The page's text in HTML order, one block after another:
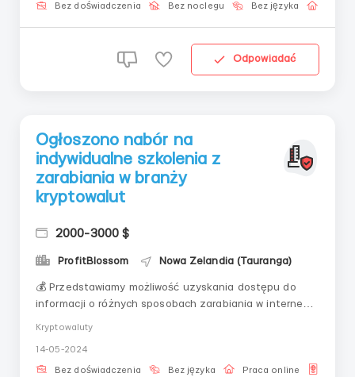
początkujących✔ Przejrzyste warunki bez ukrytych
Bez doświadczenia Bez noclegu Bez języka
Odpowiadać
Ogłoszono nabór na
indywidualne szkolenia z
zarabiania w branży
kryptowalut
2000-3000 $
ProfitBlossom Nowa Zelandia (Tauranga)
💰 Przedstawiamy możliwość uzyskania dostępu do
informacji o różnych sposobach zarabiania w internecie
pomysłów: Oferujemy szeroką gamę pomysłów i
możliwości zarabiania w internecie, w tym tworzenie...
Kryptowaluty
14-05-2024
Bez doświadczenia Bez języka Praca online